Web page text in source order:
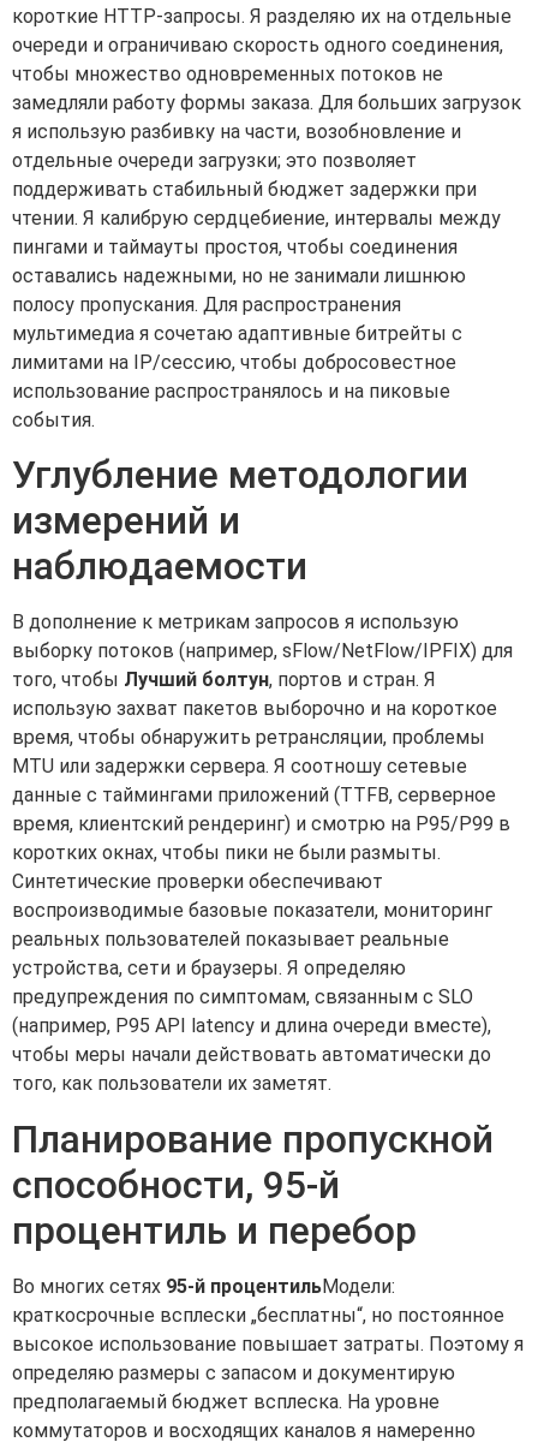
короткие HTTP-запросы. Я разделяю их на отдельные
очереди и ограничиваю скорость одного соединения,
чтобы множество одновременных потоков не
замедляли работу формы заказа. Для больших загрузок
я использую разбивку на части, возобновление и
отдельные очереди загрузки; это позволяет
поддерживать стабильный бюджет задержки при
чтении. Я калибрую сердцебиение, интервалы между
пингами и таймауты простоя, чтобы соединения
оставались надежными, но не занимали лишнюю
полосу пропускания. Для распространения
мультимедиа я сочетаю адаптивные битрейты с
лимитами на IP/сессию, чтобы добросовестное
использование распространялось и на пиковые
события.
Углубление методологии
измерений и
наблюдаемости
В дополнение к метрикам запросов я использую
выборку потоков (например, sFlow/NetFlow/IPFIX) для
того, чтобы Лучший болтун, портов и стран. Я
использую захват пакетов выборочно и на короткое
время, чтобы обнаружить ретрансляции, проблемы
MTU или задержки сервера. Я соотношу сетевые
данные с таймингами приложений (TTFB, серверное
время, клиентский рендеринг) и смотрю на P95/P99 в
коротких окнах, чтобы пики не были размыты.
Синтетические проверки обеспечивают
воспроизводимые базовые показатели, мониторинг
реальных пользователей показывает реальные
устройства, сети и браузеры. Я определяю
предупреждения по симптомам, связанным с SLO
(например, P95 API latency и длина очереди вместе),
чтобы меры начали действовать автоматически до
того, как пользователи их заметят.
Планирование пропускной
способности, 95-й
процентиль и перебор
Во многих сетях 95-й процентильМодели:
краткосрочные всплески „бесплатны“, но постоянное
высокое использование повышает затраты. Поэтому я
определяю размеры с запасом и документирую
предполагаемый бюджет всплеска. На уровне
коммутаторов и восходящих каналов я намеренно